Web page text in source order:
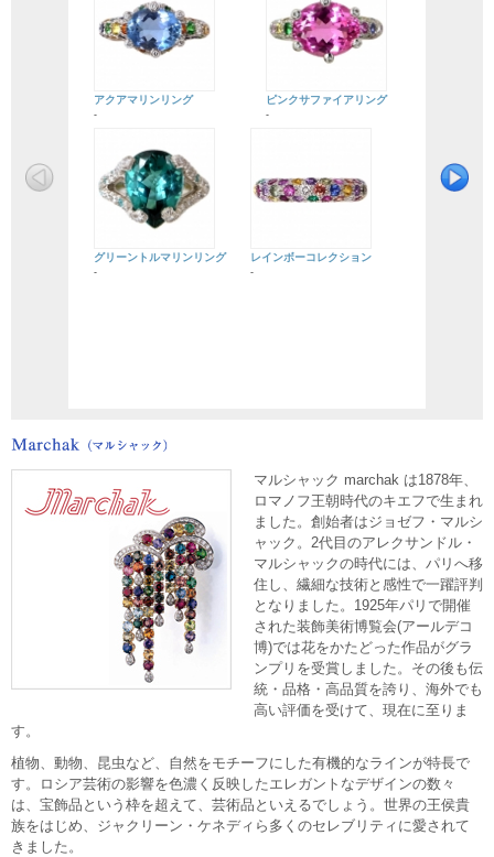
アクアマリンリング
-
ピンクサファイアリング
-
グリーントルマリンリング
-
レインボーコレクション
-
マルシャック marchak は1878年、
ロマノフ王朝時代のキエフで生まれ
ました。創始者はジョゼフ・マルシ
ャック。2代目のアレクサンドル・
マルシャックの時代には、パリへ移
住し、繊細な技術と感性で一躍評判
となりました。1925年パリで開催
された装飾美術博覧会(アールデコ
博)では花をかたどった作品がグラ
ンプリを受賞しました。その後も伝
統・品格・高品質を誇り、海外でも
高い評価を受けて、現在に至りま
す。
植物、動物、昆虫など、自然をモチーフにした有機的なラインが特長で
す。ロシア芸術の影響を色濃く反映したエレガントなデザインの数々
は、宝飾品という枠を超えて、芸術品といえるでしょう。世界の王侯貴
族をはじめ、ジャクリーン・ケネディら多くのセレブリティに愛されて
きました。